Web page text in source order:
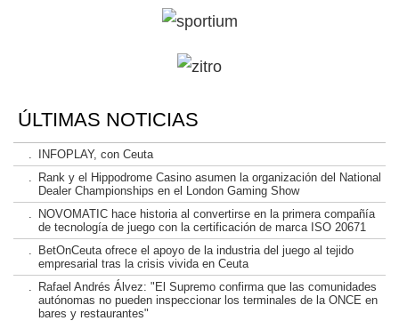
ÚLTIMAS NOTICIAS
INFOPLAY, con Ceuta
Rank y el Hippodrome Casino asumen la organización del National
Dealer Championships en el London Gaming Show
NOVOMATIC hace historia al convertirse en la primera compañía
de tecnología de juego con la certificación de marca ISO 20671
BetOnCeuta ofrece el apoyo de la industria del juego al tejido
empresarial tras la crisis vivida en Ceuta
Rafael Andrés Álvez: "El Supremo confirma que las comunidades
autónomas no pueden inspeccionar los terminales de la ONCE en
bares y restaurantes"